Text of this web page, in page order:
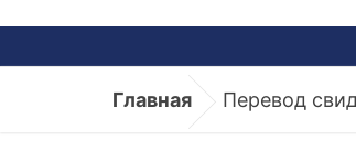
Главная Перевод